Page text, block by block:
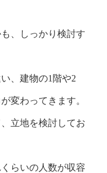
、しっかり検討す
、建物の1階や2
変わってきます。
立地を検討してお
らいの人数が収容